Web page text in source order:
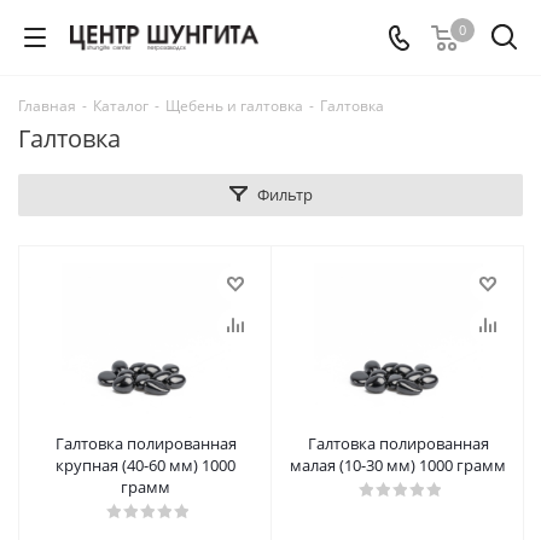
0
Главная - Каталог - Щебень и галтовка - Галтовка
Галтовка
Фильтр
Галтовка полированная
крупная (40-60 мм) 1000
грамм
Галтовка полированная
малая (10-30 мм) 1000 грамм